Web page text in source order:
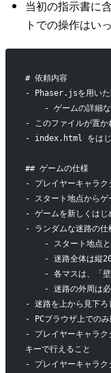
当初の指示書に
トでの操作はい
# 依頼内容
- Phaser.jsを用いた
- ゲームの詳細
- このファイルが置
- index.html をはじ
## ゲームの仕様
- プレイヤーキャラク
- スタート地点からゲ
- ゲームを新しくはじ
- ランダムな迷路の仕
- スタート地点
- 迷路全体は縦
- 各マスは、「
- 迷路の外周は
- 迷路を上から見下ろ
- PCブラウザ上での
- プレイヤーキャラク
キーで行えること
- プレイヤーキャラク